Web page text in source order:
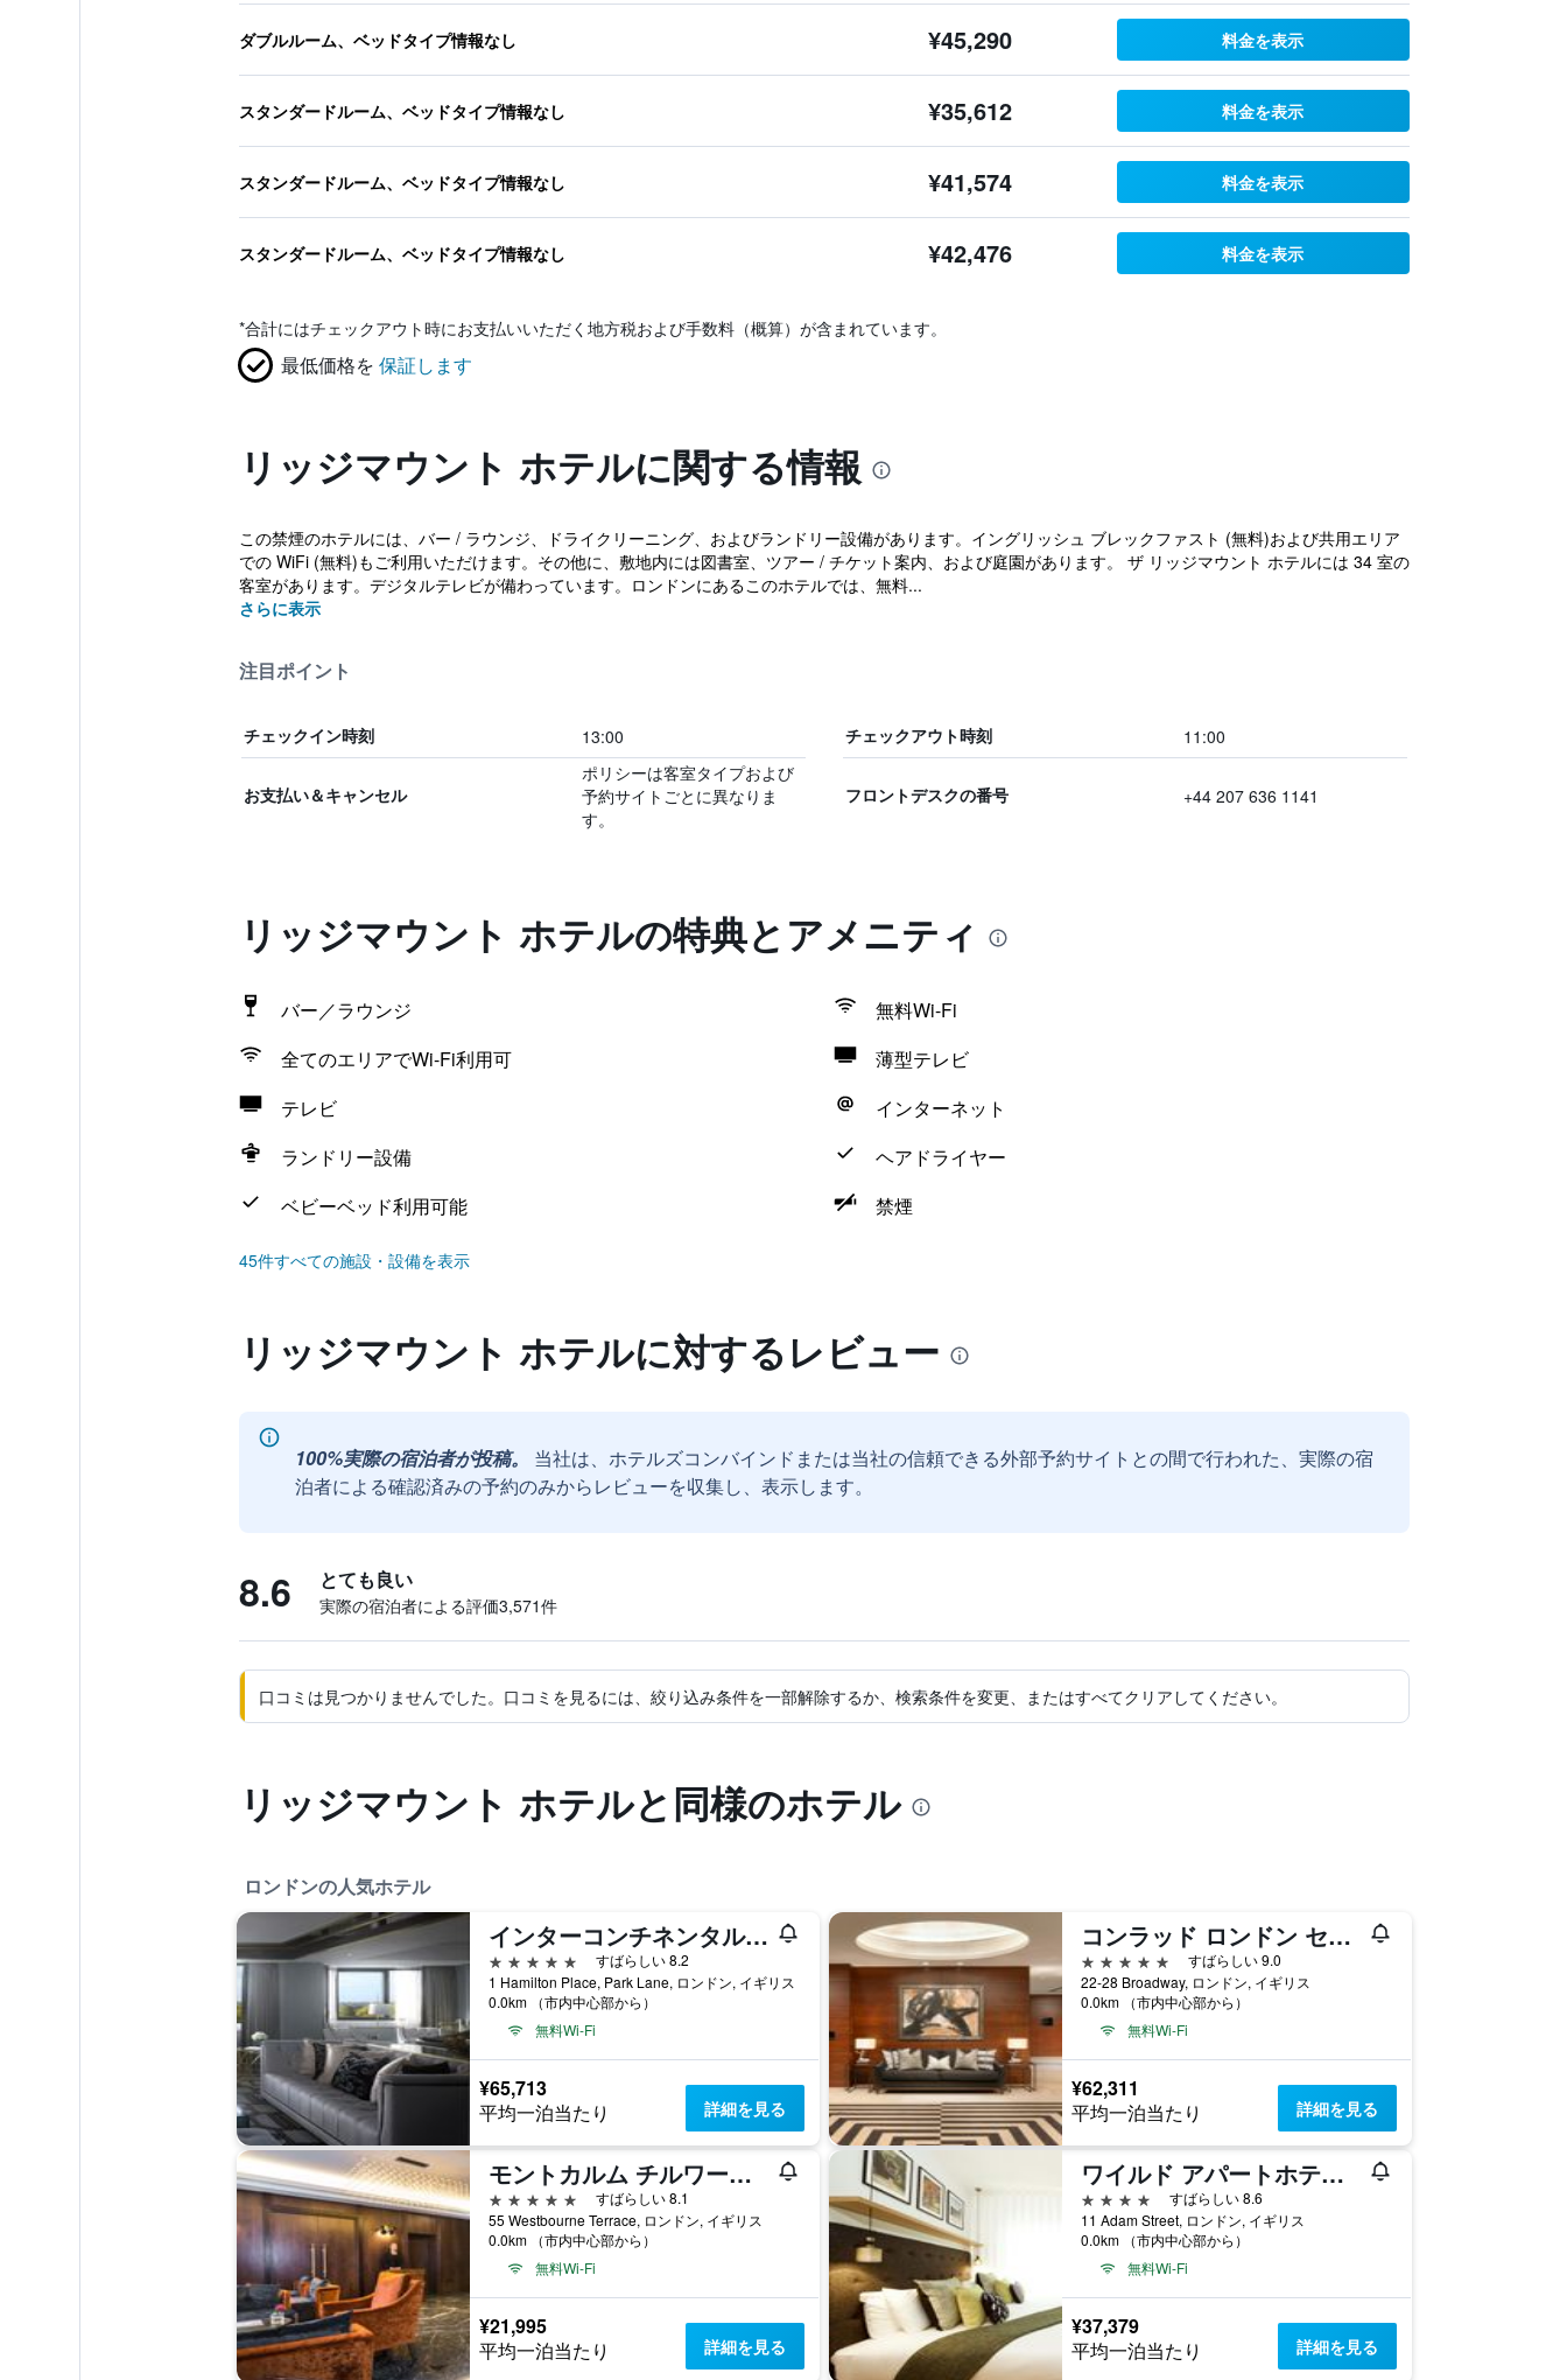
ダブルルーム、ベッドタイプ情報なし ¥45,290 料金を表示
スタンダードルーム、ベッドタイプ情報なし ¥35,612 料金を表示
スタンダードルーム、ベッドタイプ情報なし ¥41,574 料金を表示
スタンダードルーム、ベッドタイプ情報なし ¥42,476 料金を表示
*合計にはチェックアウト時にお支払いいただく地方税および手数料（概算）が含まれています。
最低価格を 保証します
リッジマウント ホテルに関する情報
この禁煙のホテルには、バー / ラウンジ、ドライクリーニング、およびランドリー設備があります。イングリッシュ ブレックファスト (無料)および共用エリア
での WiFi (無料)もご利用いただけます。その他に、敷地内には図書室、ツアー / チケット案内、および庭園があります。 ザ リッジマウント ホテルには 34 室の
客室があります。デジタルテレビが備わっています。ロンドンにあるこのホテルでは、無料...
さらに表示
注目ポイント
チェックイン時刻 13:00 チェックアウト時刻 11:00
お支払い＆キャンセル
ポリシーは客室タイプおよび
予約サイトごとに異なりま
す。
フロントデスクの番号 +44 207 636 1141
リッジマウント ホテルの特典とアメニティ
バー／ラウンジ
無料Wi-Fi
全てのエリアでWi-Fi利用可
薄型テレビ
テレビ
インターネット
ランドリー設備
ヘアドライヤー
ベビーベッド利用可能
禁煙
45件すべての施設・設備を表示
リッジマウント ホテルに対するレビュー
100%実際の宿泊者が投稿。
当社は、ホテルズコンバインドまたは当社の信頼できる外部予約サイトとの間で行われた、実際の宿
泊者による確認済みの予約のみからレビューを収集し、表示します。
8.6 とても良い
実際の宿泊者による評価3,571​件
口コミは見つかりませんでした。口コミを見るには、絞り込み条件を一部解除するか、検索条件を変更、またはすべてクリアしてください。
リッジマウント ホテルと同様のホテル
ロンドンの人気ホテル
インターコンチネンタル ロンドン パーク レーン
5つ星
すばらしい 8.2
1 Hamilton Place, Park Lane, ロンドン, イギリス
0.0km （市内中心部から）
無料Wi-Fi
¥65,713
平均一泊当たり 詳細を見る
コンラッド ロンドン セントジェームス
5つ星
すばらしい 9.0
22-28 Broadway, ロンドン, イギリス
0.0km （市内中心部から）
無料Wi-Fi
¥62,311
平均一泊当たり 詳細を見る
モントカルム チルワースタウンハウス, パディントン
5つ星
すばらしい 8.1
55 Westbourne Terrace, ロンドン, イギリス
0.0km （市内中心部から）
無料Wi-Fi
¥21,995
平均一泊当たり 詳細を見る
ワイルド アパートホテルズ ロンドン コベント ガーデン
4つ星
すばらしい 8.6
11 Adam Street, ロンドン, イギリス
0.0km （市内中心部から）
無料Wi-Fi
¥37,379
平均一泊当たり 詳細を見る